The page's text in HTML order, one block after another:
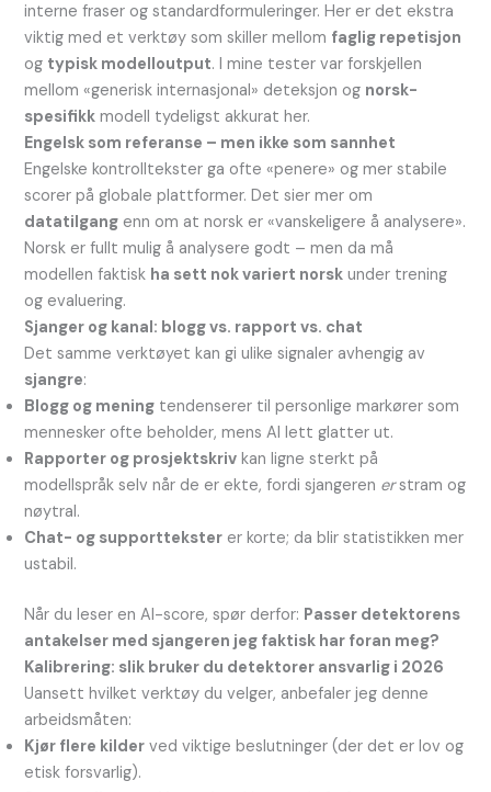
interne fraser og standardformuleringer. Her er det ekstra
viktig med et verktøy som skiller mellom faglig repetisjon
og typisk modelloutput. I mine tester var forskjellen
mellom «generisk internasjonal» deteksjon og norsk-
spesifikk modell tydeligst akkurat her.
Engelsk som referanse – men ikke som sannhet
Engelske kontrolltekster ga ofte «penere» og mer stabile
scorer på globale plattformer. Det sier mer om
datatilgang enn om at norsk er «vanskeligere å analysere».
Norsk er fullt mulig å analysere godt – men da må
modellen faktisk ha sett nok variert norsk under trening
og evaluering.
Sjanger og kanal: blogg vs. rapport vs. chat
Det samme verktøyet kan gi ulike signaler avhengig av
sjangre:
Blogg og mening tendenserer til personlige markører som
mennesker ofte beholder, mens AI lett glatter ut.
Rapporter og prosjektskriv kan ligne sterkt på
modellspråk selv når de er ekte, fordi sjangeren erstram og
nøytral.
Chat- og supporttekster er korte; da blir statistikken mer
ustabil.
Når du leser en AI-score, spør derfor: Passer detektorens
antakelser med sjangeren jeg faktisk har foran meg?
Kalibrering: slik bruker du detektorer ansvarlig i 2026
Uansett hvilket verktøy du velger, anbefaler jeg denne
arbeidsmåten:
Kjør flere kilder ved viktige beslutninger (der det er lov og
etisk forsvarlig).